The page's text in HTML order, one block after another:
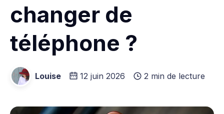
changer de
téléphone ?
Louise 12 juin 2026 2 min de lecture